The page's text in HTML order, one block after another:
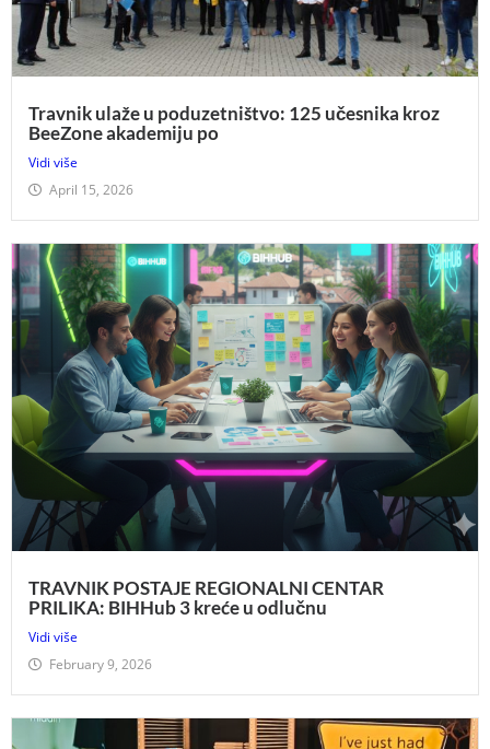
Travnik ulaže u poduzetništvo: 125 učesnika kroz
BeeZone akademiju po
Vidi više
April 15, 2026
TRAVNIK POSTAJE REGIONALNI CENTAR
PRILIKA: BIHHub 3 kreće u odlučnu
Vidi više
February 9, 2026